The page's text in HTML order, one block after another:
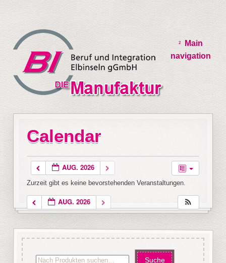
Main
navigation
Calendar
AUG. 2026
Zurzeit gibt es keine bevorstehenden Veranstaltungen.
AUG. 2026